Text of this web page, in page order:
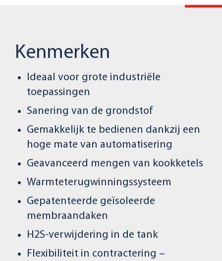
Kenmerken
Ideaal voor grote industriële
toepassingen
Sanering van de grondstof
Gemakkelijk te bedienen dankzij een
hoge mate van automatisering
Geavanceerd mengen van kookketels
Warmteterugwinningssysteem
Gepatenteerde geïsoleerde
membraandaken
H2S-verwijdering in de tank
Flexibiliteit in contractering –